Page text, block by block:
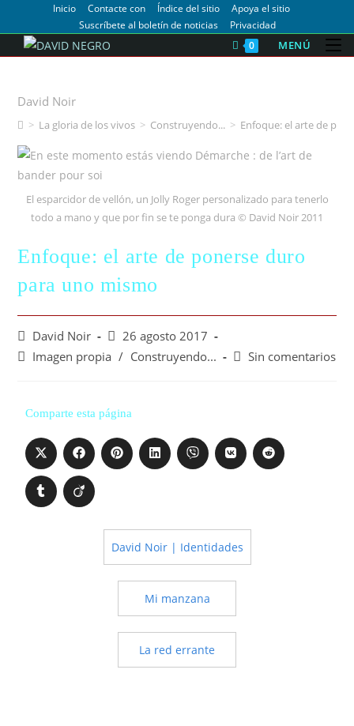
Inicio Contacte con Índice del sitio
Apoya el sitio
Suscríbete al boletín de noticias
Privacidad
0
MENÚ
David Noir
> La gloria de los vivos > Construyendo... > Enfoque: el arte de
El esparcidor de vellón, un Jolly Roger personalizado para tenerlo
todo a mano y que por fin se te ponga dura © David Noir 2011
Enfoque: el arte de ponerse duro
para uno mismo
David Noir
26 agosto 2017
Imagen propia / Construyendo... Sin comentarios
Comparte esta página
David Noir | Identidades
Mi manzana
La red errante